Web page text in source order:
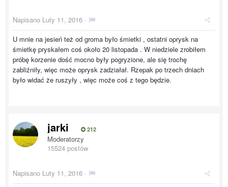
Napisano Luty 11, 2016 ·
U mnie na jesień też od groma było śmietki , ostatni oprysk na
śmietkę pryskałem coś około 20 listopada . W niedziele zrobiłem
próbę korzenie dość mocno były pogryzione, ale się trochę
zabliźniły, więc może oprysk zadziałał. Rzepak po trzech dniach
było widać że ruszyły , więc może coś z tego będzie.
jarki 212
Moderatorzy
15524 postów
Napisano Luty 11, 2016 ·